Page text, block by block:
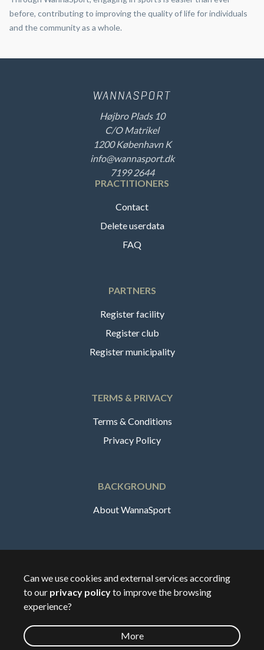
before, contributing to improving the quality of life for individuals
and the community as a whole.
Højbro Plads 10
C/O Matrikel
1200 København K
info@wannasport.dk
7199 2644
PRACTITIONERS
Contact
Delete userdata
FAQ
PARTNERS
Register facility
Register club
Register municipality
TERMS & PRIVACY
Terms & Conditions
Privacy Policy
BACKGROUND
About WannaSport
🇸🇪Sverige
©2026Wannasport.dk
Can we use cookies and external services according
to our privacy policyto improve the browsing
experience?
More